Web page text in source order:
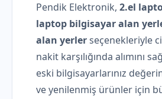
Pendik Elektronik, 2.el
laptop bilgisayar alan
alan yerlerseçenekleriyle
nakit karşılığında alımını
eski bilgisayarlarınız
ve yenilenmiş ürünler için